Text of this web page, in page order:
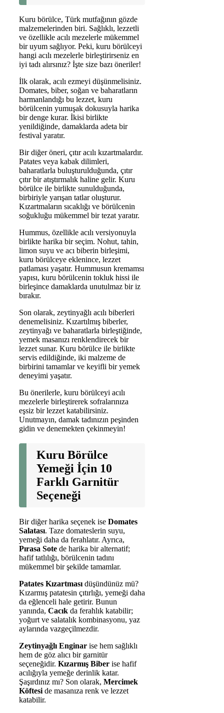
Kuru börülce, Türk mutfağının gözde
malzemelerinden biri. Sağlıklı, lezzetli
ve özellikle acılı mezelerle mükemmel
bir uyum sağlıyor. Peki, kuru börülceyi
hangi acılı mezelerle birleştirirseniz en
iyi tadı alırsınız? İşte size bazı öneriler!
İlk olarak, acılı ezmeyi düşünmelisiniz.
Domates, biber, soğan ve baharatların
harmanlandığı bu lezzet, kuru
börülcenin yumuşak dokusuyla harika
bir denge kurar. İkisi birlikte
yenildiğinde, damaklarda adeta bir
festival yaratır.
Bir diğer öneri, çıtır acılı kızartmalardır.
Patates veya kabak dilimleri,
baharatlarla buluşturulduğunda, çıtır
çıtır bir atıştırmalık haline gelir. Kuru
börülce ile birlikte sunulduğunda,
birbiriyle yarışan tatlar oluşturur.
Kızartmaların sıcaklığı ve börülcenin
soğukluğu mükemmel bir tezat yaratır.
Hummus, özellikle acılı versiyonuyla
birlikte harika bir seçim. Nohut, tahin,
limon suyu ve acı biberin birleşimi,
kuru börülceye eklenince, lezzet
patlaması yaşatır. Hummusun kremamsı
yapısı, kuru börülcenin tokluk hissi ile
birleşince damaklarda unutulmaz bir iz
bırakır.
Son olarak, zeytinyağlı acılı biberleri
denemelisiniz. Kızartılmış biberler,
zeytinyağı ve baharatlarla birleştiğinde,
yemek masanızı renklendirecek bir
lezzet sunar. Kuru börülce ile birlikte
servis edildiğinde, iki malzeme de
birbirini tamamlar ve keyifli bir yemek
deneyimi yaşatır.
Bu önerilerle, kuru börülceyi acılı
mezelerle birleştirerek sofralarınıza
eşsiz bir lezzet katabilirsiniz.
Unutmayın, damak tadınızın peşinden
gidin ve denemekten çekinmeyin!
Kuru Börülce
Yemeği İçin 10
Farklı Garnitür
Seçeneği
Bir diğer harika seçenek ise Domates
Salatası. Taze domateslerin suyu,
yemeği daha da ferahlatır. Ayrıca,
Pırasa Sote de harika bir alternatif;
hafif tatlılığı, börülcenin tadını
mükemmel bir şekilde tamamlar.
Patates Kızartması düşündünüz mü?
Kızarmış patatesin çıtırlığı, yemeği daha
da eğlenceli hale getirir. Bunun
yanında, Cacık da ferahlık katabilir;
yoğurt ve salatalık kombinasyonu, yaz
aylarında vazgeçilmezdir.
Zeytinyağlı Enginar ise hem sağlıklı
hem de göz alıcı bir garnitür
seçeneğidir. Kızarmış Biber ise hafif
acılığıyla yemeğe derinlik katar.
Şaşırdınız mı? Son olarak, Mercimek
Köftesi de masanıza renk ve lezzet
katabilir.